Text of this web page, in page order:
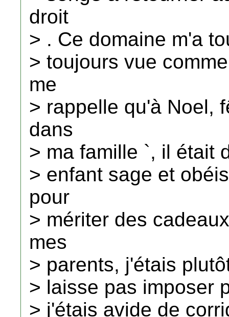
droit
> . Ce domaine m'a
> toujours vue
me
> rappelle qu'à Noel,
dans
> ma famille `, il était
> enfant sage et
pour
> mériter des
mes
> parents, j'étais
> laisse pas imposer
> j'étais avide de